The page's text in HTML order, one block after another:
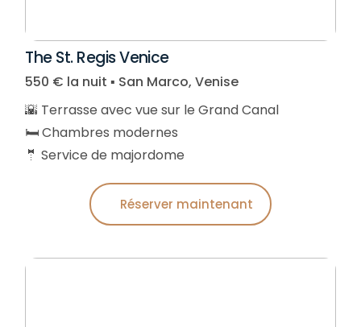
The St. Regis Venice
550 € la nuit ▪︎ San Marco, Venise
🌇 Terrasse avec vue sur le Grand Canal
🛏️ Chambres modernes
🤵 Service de majordome
Réserver maintenant